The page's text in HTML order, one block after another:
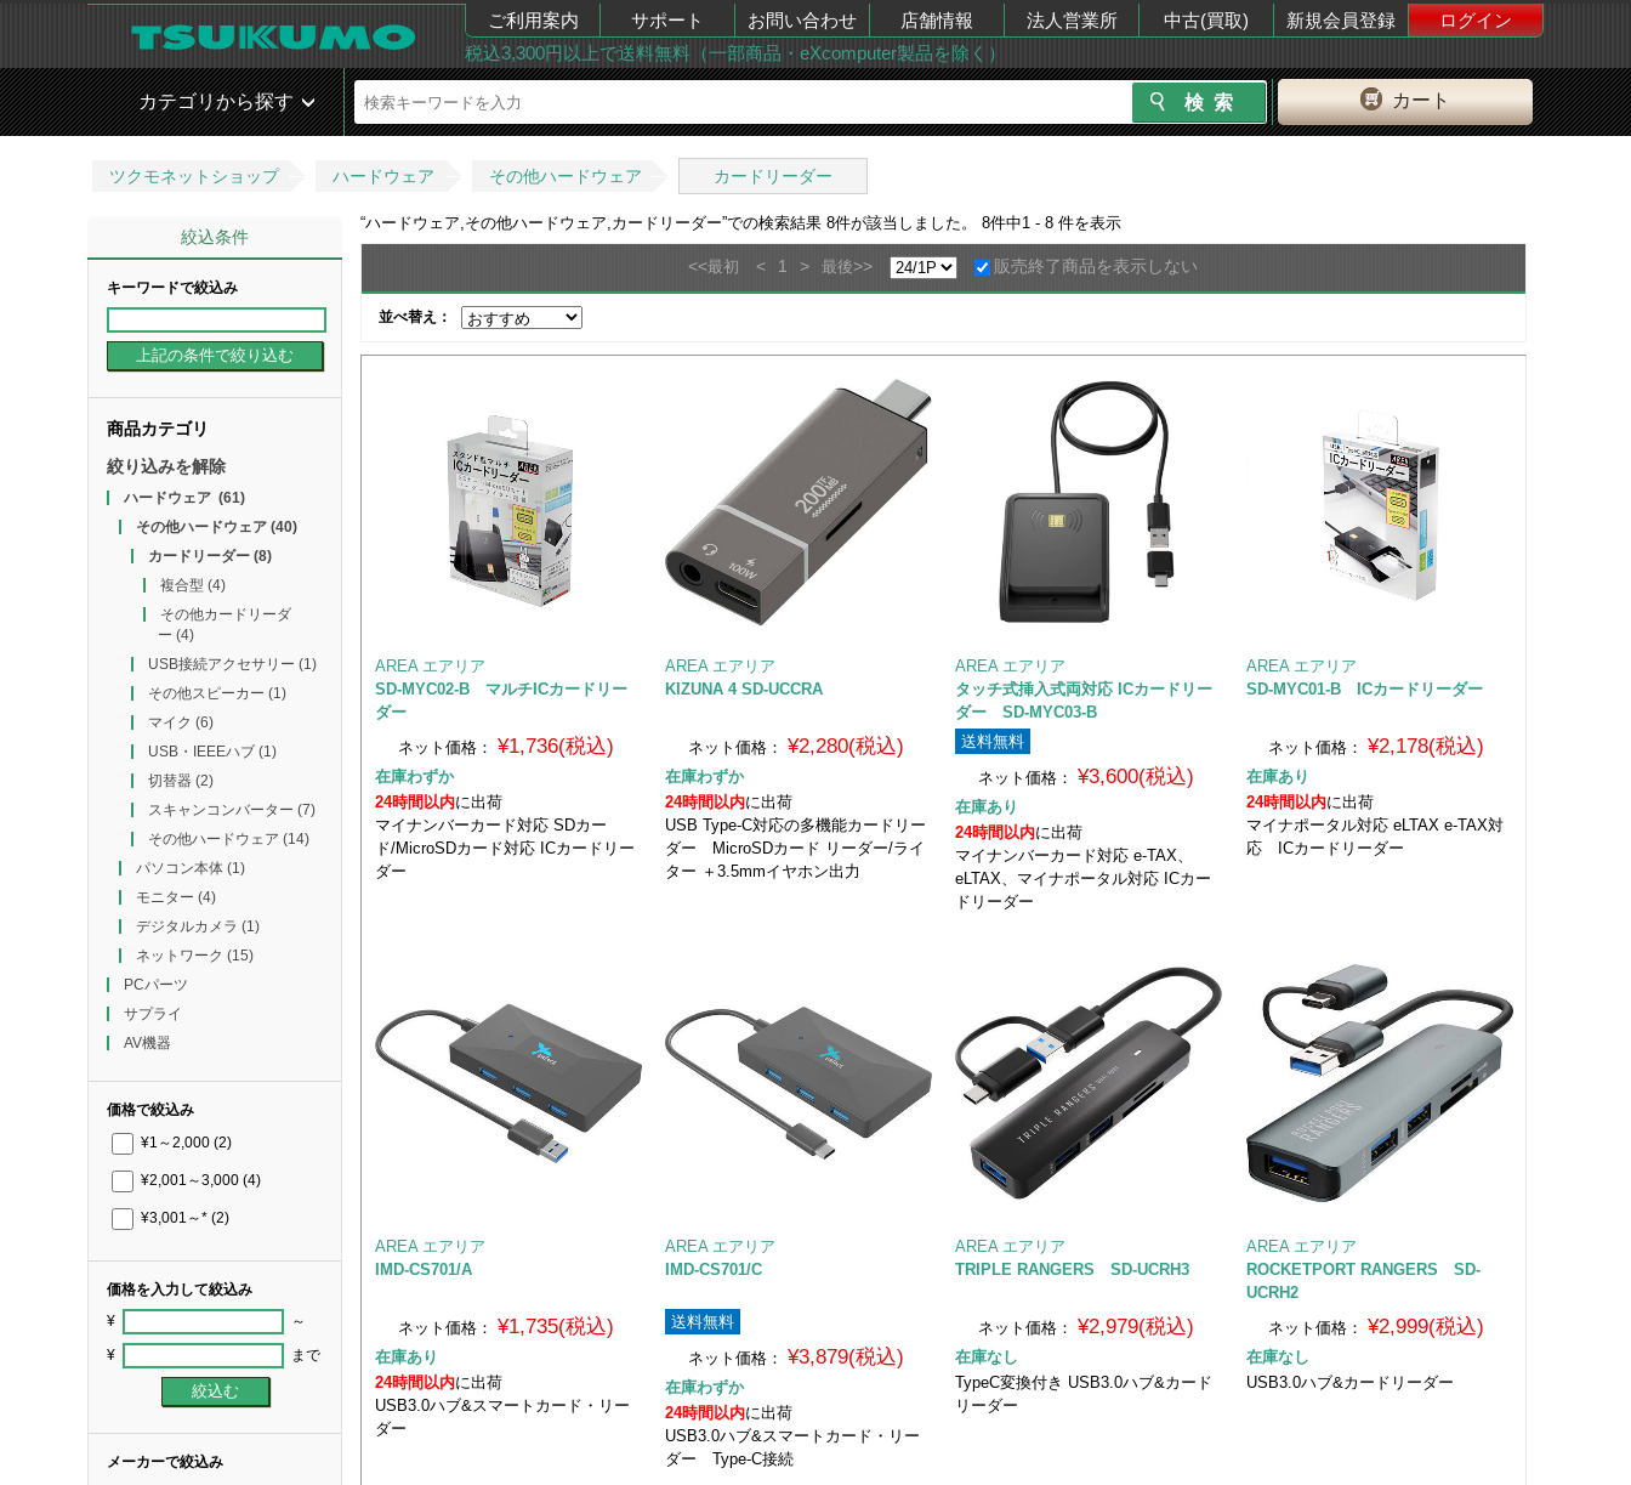
ご利用案内 サポート お問い合わせ 店舗情報 法人営業所 中古(買取) 新規会員登録
ログイン
税込3,300円以上で送料無料（一部商品・eXcomputer製品を除く）
カート
カテゴリから探す
ツクモネットショップ ハードウェア その他ハードウェア カードリーダー
絞込条件
キーワードで絞込み
商品カテゴリ
絞り込みを解除
ハードウェア(61)
その他ハードウェア(40)
カードリーダー(8)
複合型 (4)
その他カードリーダ
ー (4)
USB接続アクセサリー (1)
その他スピーカー (1)
マイク (6)
USB・IEEEハブ(1)
切替器(2)
スキャンコンバーター (7)
その他ハードウェア (14)
パソコン本体(1)
モニター (4)
デジタルカメラ (1)
ネットワーク (15)
PCパーツ
サプライ
AV機器
価格で絞込み
¥1～2,000 (2)
¥2,001～3,000 (4)
¥3,001～* (2)
価格を入力して絞込み
¥ ～
¥ まで
メーカーで絞込み
“ハードウェア,その他ハードウェア,カードリーダー”での検索結果 8件が該当しました。 8件中1 - 8 件を表示
<<最初 < 1 > 最後>> 販売終了商品を表示しない
並べ替え：
AREA エアリア
SD-MYC02-B マルチICカードリー
ダー
ネット価格： ¥1,736(税込)
在庫わずか
24時間以内に出荷
マイナンバーカード対応 SDカー
ド/MicroSDカード対応 ICカードリー
ダー
AREA エアリア
KIZUNA 4 SD-UCCRA
ネット価格： ¥2,280(税込)
在庫わずか
24時間以内に出荷
USB Type-C対応の多機能カードリー
ダー MicroSDカード リーダー/ライ
ター ＋3.5mmイヤホン出力
AREA エアリア
タッチ式挿入式両対応 ICカードリー
ダー SD-MYC03-B
送料無料
ネット価格：
¥3,600(税込)
在庫あり
24時間以内に出荷
マイナンバーカード対応 e-TAX、
eLTAX、マイナポータル対応 ICカー
ドリーダー
AREA エアリア
SD-MYC01-B ICカードリーダー
ネット価格： ¥2,178(税込)
在庫あり
24時間以内に出荷
マイナポータル対応 eLTAX e-TAX対
応 ICカードリーダー
AREA エアリア
IMD-CS701/A
ネット価格： ¥1,735(税込)
在庫あり
24時間以内に出荷
USB3.0ハブ&スマートカード・リー
ダー
AREA エアリア
IMD-CS701/C
送料無料
ネット価格： ¥3,879(税込)
在庫わずか
24時間以内に出荷
USB3.0ハブ&スマートカード・リー
ダー Type-C接続
AREA エアリア
TRIPLE RANGERS SD-UCRH3
ネット価格： ¥2,979(税込)
在庫なし
TypeC変換付き USB3.0ハブ&カード
リーダー
AREA エアリア
ROCKETPORT RANGERS SD-
UCRH2
ネット価格：
¥2,999(税込)
在庫なし
USB3.0ハブ&カードリーダー